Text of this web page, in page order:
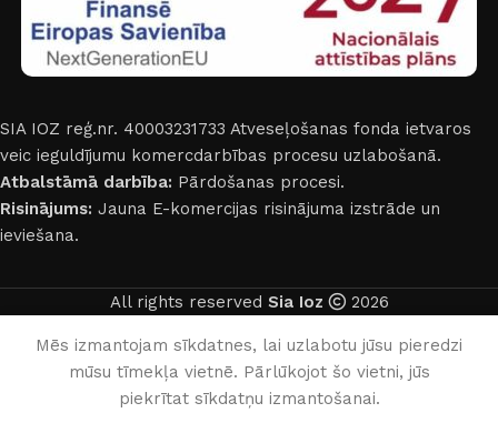
SIA IOZ reģ.nr. 40003231733 Atveseļošanas fonda ietvaros
veic ieguldījumu komercdarbības procesu uzlabošanā.
Atbalstāmā darbība: Pārdošanas procesi.
Risinājums: Jauna E-komercijas risinājuma izstrāde un
ieviešana.
All rights reserved Sia Ioz 2026
Mēs izmantojam sīkdatnes, lai uzlabotu jūsu pieredzi
mūsu tīmekļa vietnē. Pārlūkojot šo vietni, jūs
piekrītat sīkdatņu izmantošanai.
Latviešu